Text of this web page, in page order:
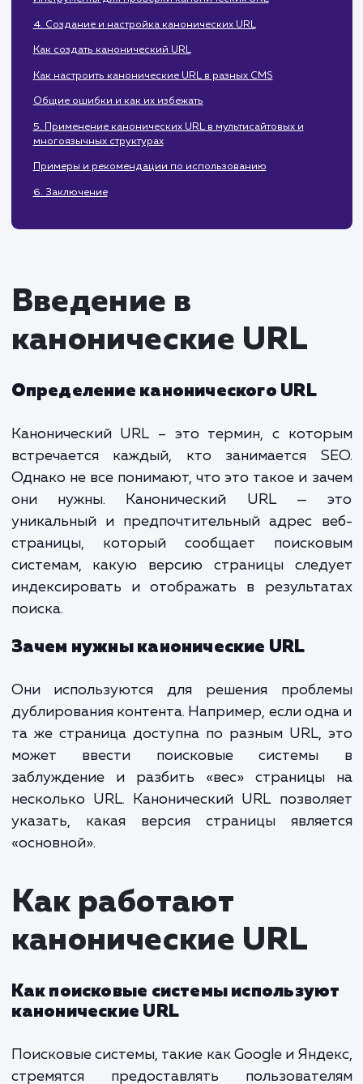
Как поисковые системы используют канонические URL
Инструменты для проверки канонических URL
4. Создание и настройка канонических URL
Примеры и рекомендации по использованию
6. Заключение
Введение в
канонические URL
Определение канонического URL
Канонический URL – это термин, с
Однако не все понимают, что это такое и
уникальный и предпочтительный адрес
страницы, который сообщает
системам, какую версию страницы
индексировать и отображать в
поиска.
Зачем нужны канонические URL
Они используются для решения
дублирования контента. Например, если
та же страница доступна по разным URL,
заблуждение и разбить «вес»
несколько URL. Канонический URL
«основной».